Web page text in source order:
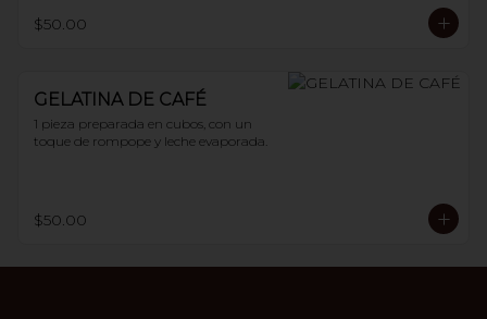
$50.00
GELATINA DE CAFÉ
1 pieza preparada en cubos, con un
toque de rompope y leche evaporada.
$50.00